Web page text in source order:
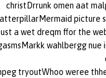
christDrrunk omen aat
picture
a wet dreqm ffor the
wahlbergg nue
tryoutWhoo weree